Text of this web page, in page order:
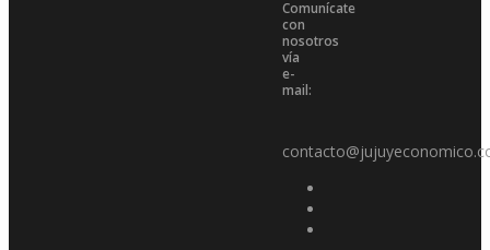
Comunícate
con
nosotros
vía
e-
mail: